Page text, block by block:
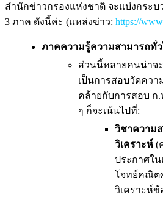
สำนักข่าวกรองแห่งชาติ จะแบ่งกระ
3 ภาค ดังนี้ค่ะ (แหล่งข่าว: https://
ภาคความรู้ความสามารถทั่ว
ส่วนนี้หลายคนน่าจ
เป็นการสอบวัดคว
คล้ายกับการสอบ ก
ๆ ก็จะเน้นไปที่:
วิชาความ
วิเคราะห์ (
ประกาศใ
โจทย์คณิต
วิเคราะห์ข้